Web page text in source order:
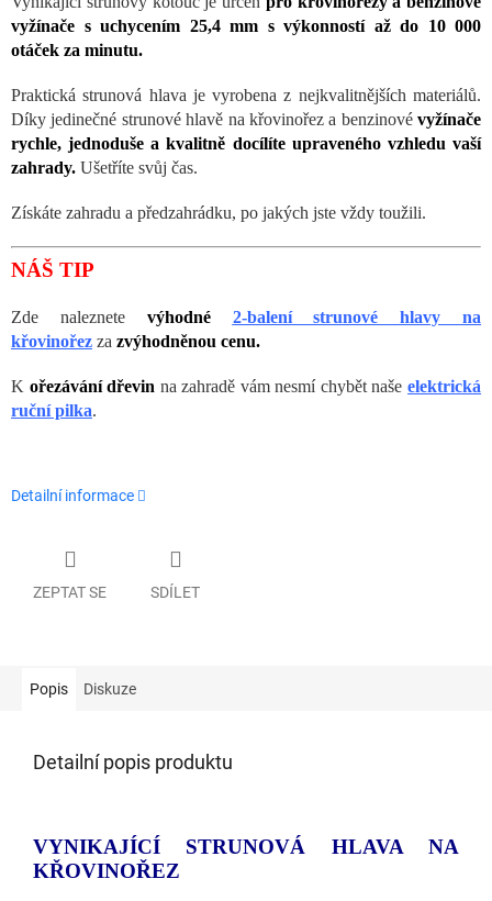
vyžínače s uchycením 25,4 mm s výkonností až do 10 000
otáček za minutu.
Praktická strunová hlava je vyrobena z nejkvalitnějších materiálů.
Díky jedinečné strunové hlavě na křovinořez a benzinové vyžínače
rychle, jednoduše a kvalitně docílíte upraveného vzhledu vaší
zahrady. Ušetříte svůj čas.
Získáte zahradu a předzahrádku, po jakých jste vždy toužili.
NÁŠ TIP
Zde naleznete výhodné 2-balení strunové hlavy na
křovinořez za zvýhodněnou cenu.
K ořezávání dřevin na zahradě vám nesmí chybět našeelektrická
ruční pilka.
Detailní informace
ZEPTAT SE SDÍLET
Popis Diskuze
Detailní popis produktu
VYNIKAJÍCÍ STRUNOVÁ HLAVA NA
KŘOVINOŘEZ